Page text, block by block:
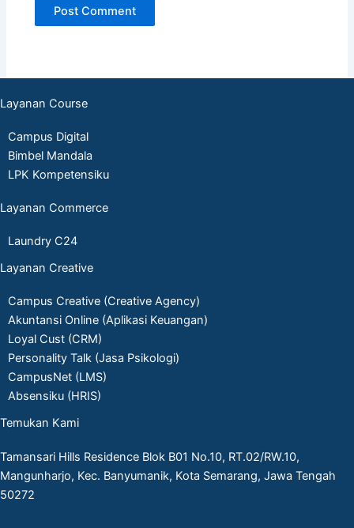
Layanan Course
Campus Digital
Bimbel Mandala
LPK Kompetensiku
Layanan Commerce
Laundry C24
Layanan Creative
Campus Creative (Creative Agency)
Akuntansi Online (Aplikasi Keuangan)
Loyal Cust (CRM)
Personality Talk (Jasa Psikologi)
CampusNet (LMS)
Absensiku (HRIS)
Temukan Kami
Tamansari Hills Residence Blok B01 No.10, RT.02/RW.10,
Mangunharjo, Kec. Banyumanik, Kota Semarang, Jawa Tengah
50272